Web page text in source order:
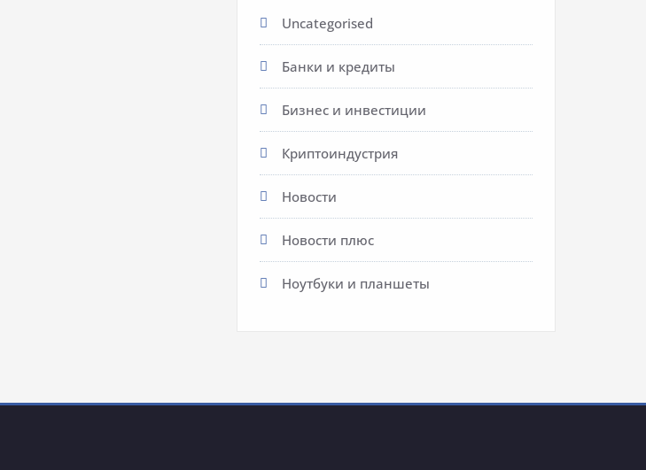
Uncategorised
Банки и кредиты
Бизнес и инвестиции
Криптоиндустрия
Новости
Новости плюс
Ноутбуки и планшеты